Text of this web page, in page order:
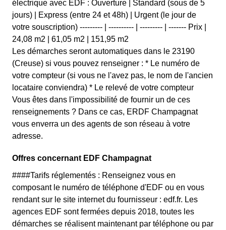
électrique avec EDF : Ouverture | Standard (sous de 5
jours) | Express (entre 24 et 48h) | Urgent (le jour de
votre souscription) --------- | ---------- | --------- | ------- Prix |
24,08 m2 | 61,05 m2 | 151,95 m2
Les démarches seront automatiques dans le 23190
(Creuse) si vous pouvez renseigner : * Le numéro de
votre compteur (si vous ne l'avez pas, le nom de l'ancien
locataire conviendra) * Le relevé de votre compteur
Vous êtes dans l'impossibilité de fournir un de ces
renseignements ? Dans ce cas, ERDF Champagnat
vous enverra un des agents de son réseau à votre
adresse.
Offres concernant EDF Champagnat
####Tarifs réglementés : Renseignez vous en
composant le numéro de téléphone d'EDF ou en vous
rendant sur le site internet du fournisseur : edf.fr. Les
agences EDF sont fermées depuis 2018, toutes les
démarches se réalisent maintenant par téléphone ou par